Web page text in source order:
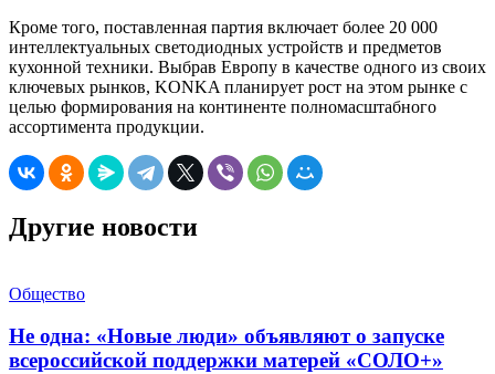
Кроме того, поставленная партия включает более 20 000
интеллектуальных светодиодных устройств и предметов
кухонной техники. Выбрав Европу в качестве одного из своих
ключевых рынков, KONKA планирует рост на этом рынке с
целью формирования на континенте полномасштабного
ассортимента продукции.
Другие новости
Общество
Не одна: «Новые люди» объявляют о запуске
всероссийской поддержки матерей «СОЛО+»